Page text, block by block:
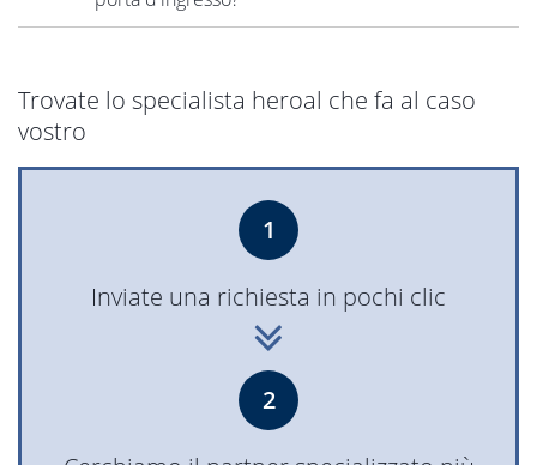
Trovate lo specialista heroal che fa al caso
vostro
1
Inviate una richiesta in pochi clic
2